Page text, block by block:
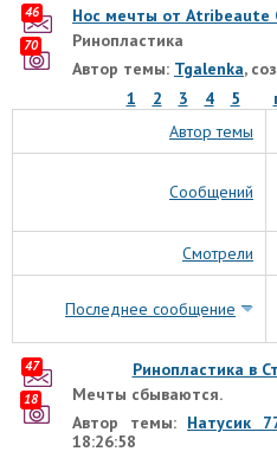
Нос мечты от Atribeaute
Ринопластика
Автор темы: Tgalenka,
1
2 3 4 5
46
70
Автор темы
Сообщений
Смотрели
Последнее сообщение
Ринопластика в
Мечты сбываются.
Автор темы: Натусик
18:26:58
47
18